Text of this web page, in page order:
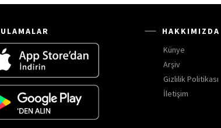
HAKKIMIZDA
Künye
Arşiv
Gizlilik Politikası
İletişim